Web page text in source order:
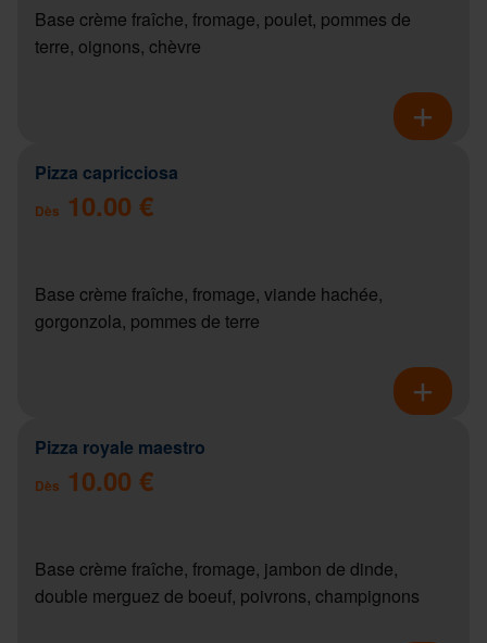
Base crème fraîche, fromage, poulet, pommes de
terre, oignons, chèvre
Pizza capricciosa
Dès 10.00 €
Base crème fraîche, fromage, viande hachée,
gorgonzola, pommes de terre
Pizza royale maestro
Dès 10.00 €
Base crème fraîche, fromage, jambon de dinde,
double merguez de boeuf, poivrons, champignons